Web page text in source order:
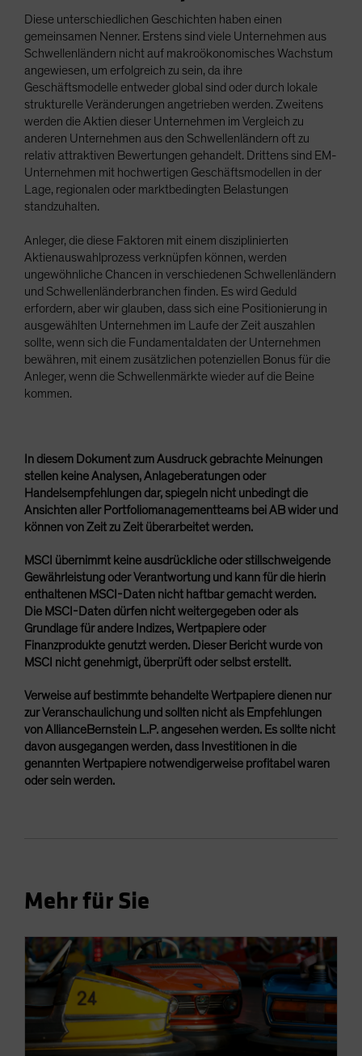
Diese unterschiedlichen Geschichten haben einen
gemeinsamen Nenner. Erstens sind viele Unternehmen aus
Schwellenländern nicht auf makroökonomisches Wachstum
angewiesen, um erfolgreich zu sein, da ihre
Geschäftsmodelle entweder global sind oder durch lokale
strukturelle Veränderungen angetrieben werden. Zweitens
werden die Aktien dieser Unternehmen im Vergleich zu
anderen Unternehmen aus den Schwellenländern oft zu
relativ attraktiven Bewertungen gehandelt. Drittens sind EM-
Unternehmen mit hochwertigen Geschäftsmodellen in der
Lage, regionalen oder marktbedingten Belastungen
standzuhalten.
Anleger, die diese Faktoren mit einem disziplinierten
Aktienauswahlprozess verknüpfen können, werden
ungewöhnliche Chancen in verschiedenen Schwellenländern
und Schwellenländerbranchen finden. Es wird Geduld
erfordern, aber wir glauben, dass sich eine Positionierung in
ausgewählten Unternehmen im Laufe der Zeit auszahlen
sollte, wenn sich die Fundamentaldaten der Unternehmen
bewähren, mit einem zusätzlichen potenziellen Bonus für die
Anleger, wenn die Schwellenmärkte wieder auf die Beine
kommen.
In diesem Dokument zum Ausdruck gebrachte Meinungen
stellen keine Analysen, Anlageberatungen oder
Handelsempfehlungen dar, spiegeln nicht unbedingt die
Ansichten aller Portfoliomanagementteams bei AB wider und
können von Zeit zu Zeit überarbeitet werden.
MSCI übernimmt keine ausdrückliche oder stillschweigende
Gewährleistung oder Verantwortung und kann für die hierin
enthaltenen MSCI-Daten nicht haftbar gemacht werden.
Die MSCI-Daten dürfen nicht weitergegeben oder als
Grundlage für andere Indizes, Wertpapiere oder
Finanzprodukte genutzt werden. Dieser Bericht wurde von
MSCI nicht genehmigt, überprüft oder selbst erstellt.
Verweise auf bestimmte behandelte Wertpapiere dienen nur
zur Veranschaulichung und sollten nicht als Empfehlungen
von AllianceBernstein L.P. angesehen werden. Es sollte nicht
davon ausgegangen werden, dass Investitionen in die
genannten Wertpapiere notwendigerweise profitabel waren
oder sein werden.
Mehr für Sie